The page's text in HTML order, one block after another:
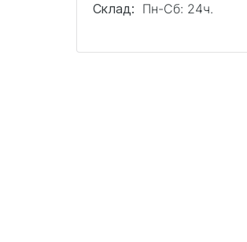
Склад: Пн-Сб: 24ч.